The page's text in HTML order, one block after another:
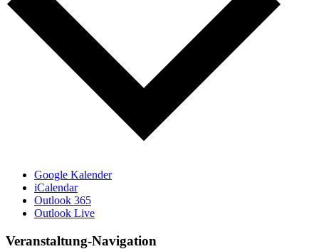
Google Kalender
iCalendar
Outlook 365
Outlook Live
Veranstaltung-Navigation